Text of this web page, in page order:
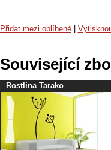
Přidat mezi oblíbené|
Související
Rostlina Tarako